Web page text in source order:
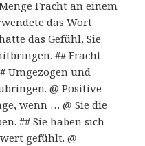
Fracht an einem
das Wort
das Gefühl, Sie
## Fracht
Umgezogen und
@ Positive
wenn … @ Sie die
## Sie haben sich
gefühlt. @